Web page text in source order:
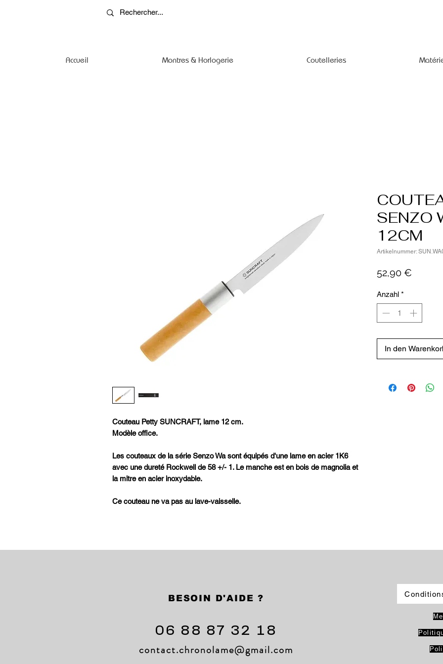
Accueil Montres & Horlogerie Coutelleries
Couteau Petty SUNCRAFT, lame 12 cm.
Modèle office.
Les couteaux de la série Senzo Wa sont équipés d'une lame en acier 1K6
avec une dureté Rockwell de 58 +/- 1. Le manche est en bois de magnolia et
la mitre en acier inoxydable.
Ce couteau ne va pas au lave-vaisselle.
SENZO
12CM
Artikelnummer:
52,90 €
Anzahl *
In den
BESOIN D'AIDE ?
06 88 87 32 18
contact.chronolame@gmail.com